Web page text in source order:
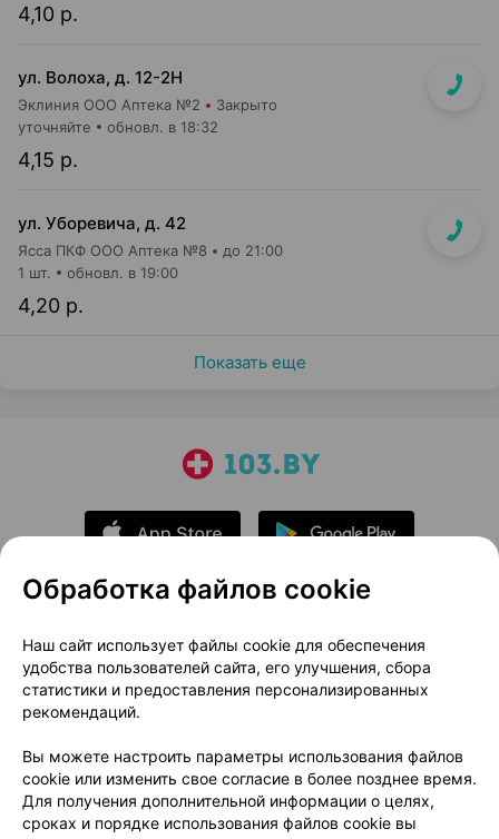
4,10 р.
ул. Волоха, д. 12-2Н
Эклиния ООО Аптека №2 Закрыто
4,15 р.
уточняйте обновл. в 18:32
ул. Уборевича, д. 42
Ясса ПКФ ООО Аптека №8 до 21:00
4,20 р.
1 шт. обновл. в 19:00
Показать еще
О проекте
Новости проекта
Размещение рекламы
Медицинский маркетинг
Публичный договор
Доставка
Способы оплаты
Вакансии
Партнеры
Написать руководителю 103.by
Написать в поддержку
Обработка файлов cookie
Наш сайт использует файлы cookie для обеспечения
удобства пользователей сайта, его улучшения, сбора
статистики и предоставления персонализированных
рекомендаций.
Вы можете настроить параметры использования файлов
cookie или изменить свое согласие в более позднее время.
Для получения дополнительной информации о целях,
сроках и порядке использования файлов cookie вы